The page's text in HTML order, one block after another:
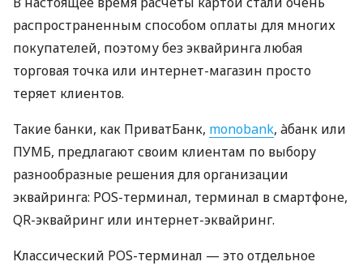
распространенным способом оплаты для многих
покупателей, поэтому без эквайринга любая
торговая точка или интернет-магазин просто
теряет клиентов.
Такие банки, как ПриватБанк, monobank, àбанк или
ПУМБ, предлагают своим клиентам по выбору
разнообразные решения для организации
эквайринга: POS-терминал, терминал в смартфоне,
QR-эквайринг или интернет-эквайринг.
Классический POS-терминал — это отдельное